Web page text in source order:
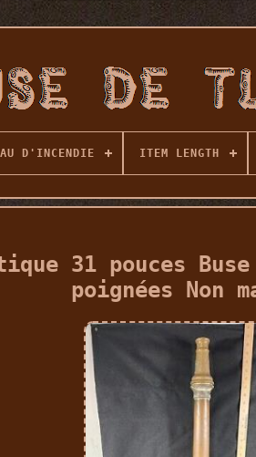
D'INCENDIE ITEM LENGTH
31 pouces
poignées Non